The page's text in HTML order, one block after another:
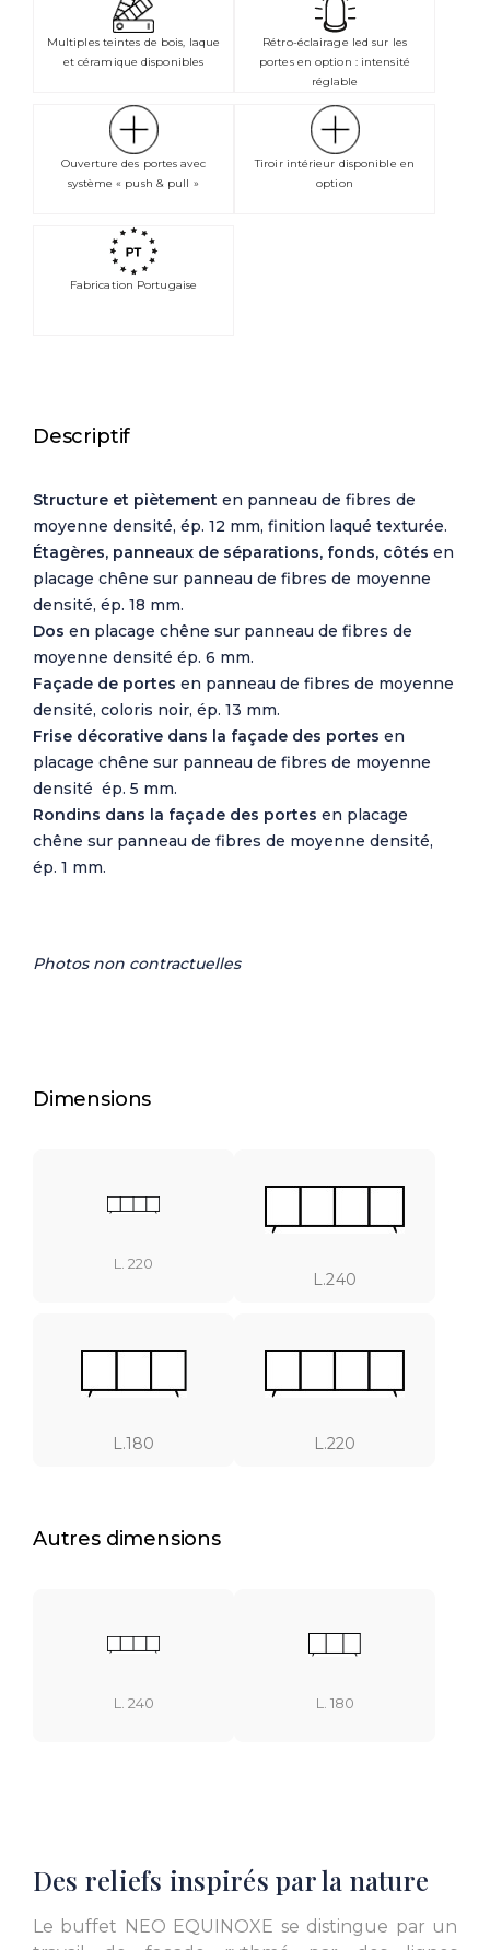
Multiples teintes de bois, laque
et céramique disponibles
Rétro-éclairage led sur les
portes en option : intensité
réglable
Ouverture des portes avec
système « push & pull »
Tiroir intérieur disponible en
option
Fabrication Portugaise
Descriptif
Structure et piètement en panneau de fibres de
moyenne densité, ép. 12 mm, finition laqué texturée.
Étagères, panneaux de séparations, fonds, côtés en
placage chêne sur panneau de fibres de moyenne
densité, ép. 18 mm.
Dos en placage chêne sur panneau de fibres de
moyenne densité ép. 6 mm.
Façade de portes en panneau de fibres de moyenne
densité, coloris noir, ép. 13 mm.
Frise décorative dans la façade des portes en
placage chêne sur panneau de fibres de moyenne
densité ép. 5 mm.
Rondins dans la façade des portes en placage
chêne sur panneau de fibres de moyenne densité,
ép. 1 mm.
Photos non contractuelles
Dimensions
L. 220
L.240
L.180 L.220
Autres dimensions
L. 240 L. 180
Des reliefs inspirés par la nature
Le buffet NEO EQUINOXE se distingue par un